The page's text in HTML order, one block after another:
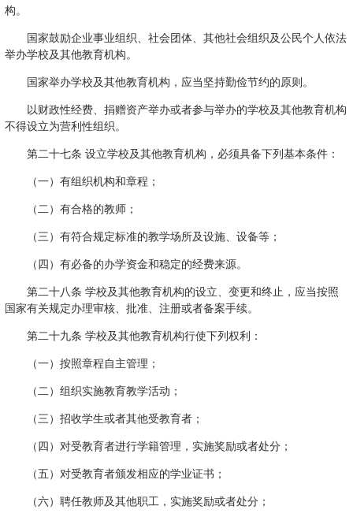
构。
国家鼓励企业事业组织、社会团体、其他社会组织及公民个人依法
举办学校及其他教育机构。
国家举办学校及其他教育机构，应当坚持勤俭节约的原则。
以财政性经费、捐赠资产举办或者参与举办的学校及其他教育机构
不得设立为营利性组织。
第二十七条 设立学校及其他教育机构，必须具备下列基本条件：
（一）有组织机构和章程；
（二）有合格的教师；
（三）有符合规定标准的教学场所及设施、设备等；
（四）有必备的办学资金和稳定的经费来源。
第二十八条 学校及其他教育机构的设立、变更和终止，应当按照
国家有关规定办理审核、批准、注册或者备案手续。
第二十九条 学校及其他教育机构行使下列权利：
（一）按照章程自主管理；
（二）组织实施教育教学活动；
（三）招收学生或者其他受教育者；
（四）对受教育者进行学籍管理，实施奖励或者处分；
（五）对受教育者颁发相应的学业证书；
（六）聘任教师及其他职工，实施奖励或者处分；